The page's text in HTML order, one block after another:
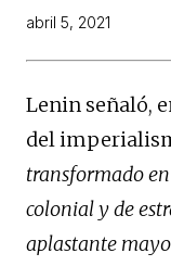
abril 5, 2021
Lenin señaló,
del
transformado
colonial y de
aplastante